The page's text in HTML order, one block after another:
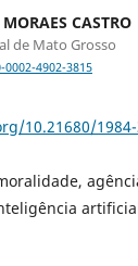
CASTRO
de Mato Grosso
4902-3815
10.21680/1984-